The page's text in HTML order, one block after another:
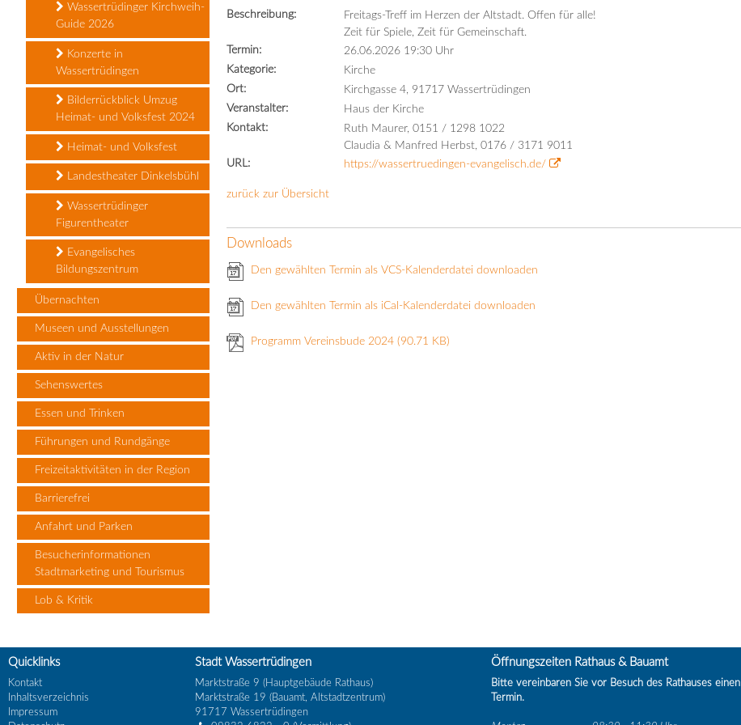
Wassertrüdinger Kirchweih-
Guide 2026
Konzerte in
Wassertrüdingen
Bilderrückblick Umzug
Heimat- und Volksfest 2024
Heimat- und Volksfest
Landestheater Dinkelsbühl
Wassertrüdinger
Figurentheater
Evangelisches
Bildungszentrum
Übernachten
Museen und Ausstellungen
Aktiv in der Natur
Sehenswertes
Essen und Trinken
Führungen und Rundgänge
Freizeitaktivitäten in der Region
Barrierefrei
Anfahrt und Parken
Besucherinformationen
Stadtmarketing und Tourismus
Lob & Kritik
Beschreibung:
Freitags-Treff im Herzen der Altstadt. Offen für alle!
Zeit für Spiele, Zeit für Gemeinschaft.
Termin:
26.06.2026 19:30 Uhr
Kategorie:
Kirche
Ort:
Kirchgasse 4, 91717 Wassertrüdingen
Veranstalter:
Haus der Kirche
Kontakt:
Ruth Maurer, 0151 / 1298 1022
Claudia & Manfred Herbst, 0176 / 3171 9011
URL:
https://wassertruedingen-evangelisch.de/
zurück zur Übersicht
Downloads
Den gewählten Termin als VCS-Kalenderdatei downloaden
Den gewählten Termin als iCal-Kalenderdatei downloaden
Programm Vereinsbude 2024 (90.71 KB)
Quicklinks
Kontakt
Inhaltsverzeichnis
Impressum
Stadt Wassertrüdingen
Marktstraße 9 (Hauptgebäude Rathaus)
Marktstraße 19 (Bauamt, Altstadtzentrum)
91717 Wassertrüdingen
Öffnungszeiten Rathaus & Bauamt
Bitte vereinbaren Sie vor Besuch des Rathauses einen
Termin.